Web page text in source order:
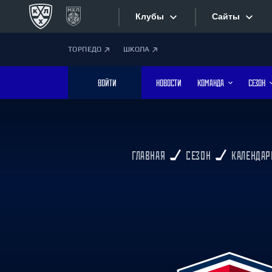
Клубы
Дивизион Боброва
Лада
Торпедо
Сайты
ТОРПЕДО ШКОЛА
ВОЙТИ НОВОСТИ КОМАНДА СЕЗОН
ГЛАВНАЯ СЕЗОН